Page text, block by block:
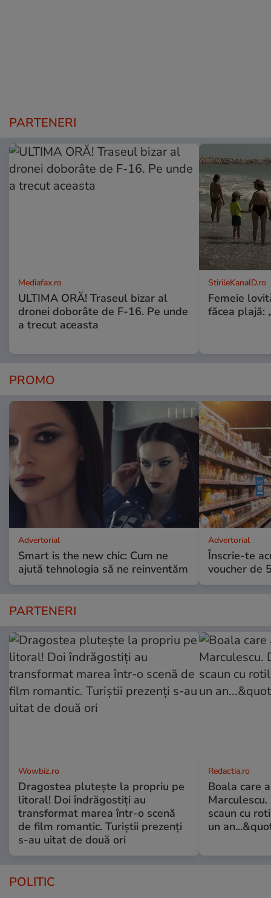
PARTENERI
Mediafax.ro
ULTIMA ORĂ! Traseul bizar al
dronei doborâte de F-16. Pe unde
a trecut aceasta
StirileKanalD.ro
Femeie
făcea plajă:
PROMO
Advertorial
Smart is the new chic: Cum ne
ajută tehnologia să ne reinventăm
Advertorial
Înscrie-te
voucher de
PARTENERI
Wowbiz.ro
Dragostea plutește la propriu pe
litoral! Doi îndrăgostiți au
transformat marea într-o scenă
de film romantic. Turiștii prezenți
s-au uitat de două ori
Redactia.ro
Boala care
scaun cu
un
POLITIC